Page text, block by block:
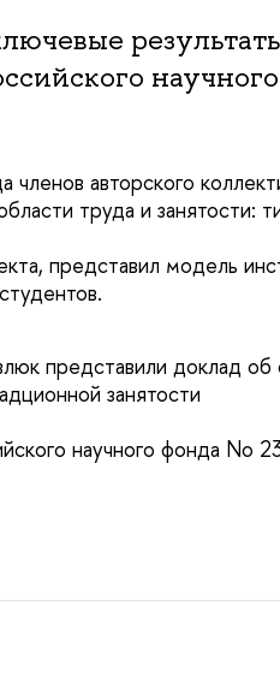
авторского
труда и занятости:
представил модель
представили доклад об
занятости
научного фонда No